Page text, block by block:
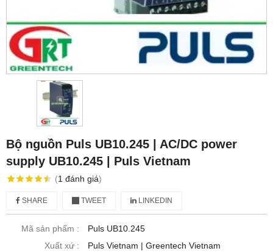
Bộ nguồn Puls UB10.245 | AC/DC power
supply UB10.245 | Puls Vietnam
(1 đánh giá)
SHARE TWEET LINKEDIN
Mã sản phẩm :
Puls UB10.245
Xuất xứ :
Puls Vietnam | Greentech Vietnam